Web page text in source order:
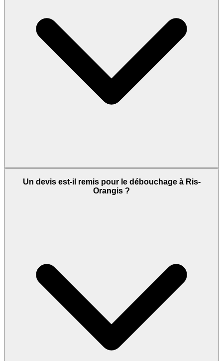
Un devis est-il remis pour le débouchage à Ris-
Orangis ?